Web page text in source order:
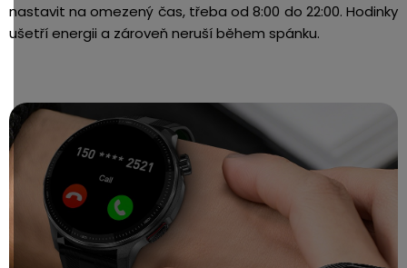
nastavit na omezený čas, třeba od 8:00 do 22:00. Hodinky
ušetří energii a zároveň neruší během spánku.